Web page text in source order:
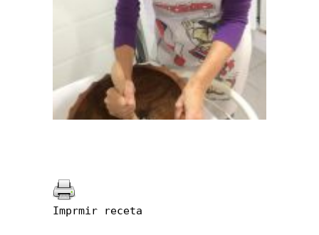
Imprmir receta